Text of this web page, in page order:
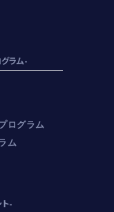
ラム-
ログラム
ム
-